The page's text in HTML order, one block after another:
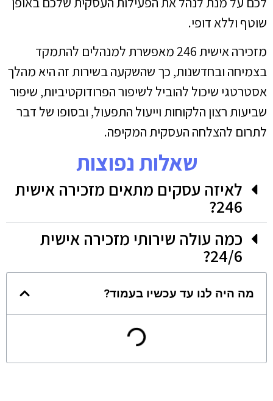
שוטף וללא דופי.
מזכירה אישית 246 מאפשרת למנהלים להתמקד
בצמיחה ובחדשנות, כך שהשקעה בשירות זה היא מהלך
אסטרטגי שיכול להוביל לשיפור הפרודוקטיביות, שיפור
שביעות רצון הלקוחות וייעול התפעול, ובסופו של דבר
לתרום להצלחה העסקית המקיפה.
שאלות נפוצות
לאיזה עסקים מתאים מזכירה אישית
246?
כמה עולה שירותי מזכירה אישית
24/6?
מה היה לנו עד עכשיו בעמוד?